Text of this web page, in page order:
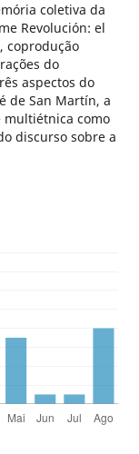
coletiva da
Revolución: el
coprodução
do
aspectos do
de San Martín, a
multiétnica como
discurso sobre a